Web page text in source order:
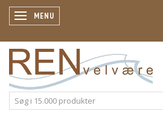
SKIFTE NAVIGATION
MENU